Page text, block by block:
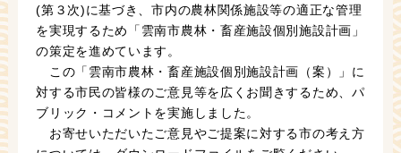
(第３次)に基づき、市内の農林関係施設等の適正な管理
を実現するため「雲南市農林・畜産施設個別施設計画」
の策定を進めています。
この「雲南市農林・畜産施設個別施設計画（案）」に
対する市民の皆様のご意見等を広くお聞きするため、パ
ブリック・コメントを実施しました。
お寄せいただいたご意見やご提案に対する市の考え方